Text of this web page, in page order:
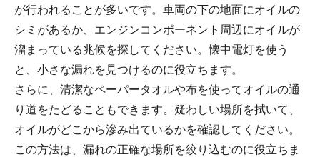
が行われることが多いです。車両の下の地面にオイルの
シミがあるか、エンジンコンポーネント周辺にオイルが
溜まっている兆候を探してください。懐中電灯を使う
と、小さな漏れを見つけるのに役立ちます。
さらに、清潔なペーパータオルや布を使ってオイルの通
り道をたどることもできます。疑わしい場所を拭いて、
オイルがどこから滲み出ているかを確認してください。
この方法は、漏れの正確な場所を絞り込むのに役立ちま